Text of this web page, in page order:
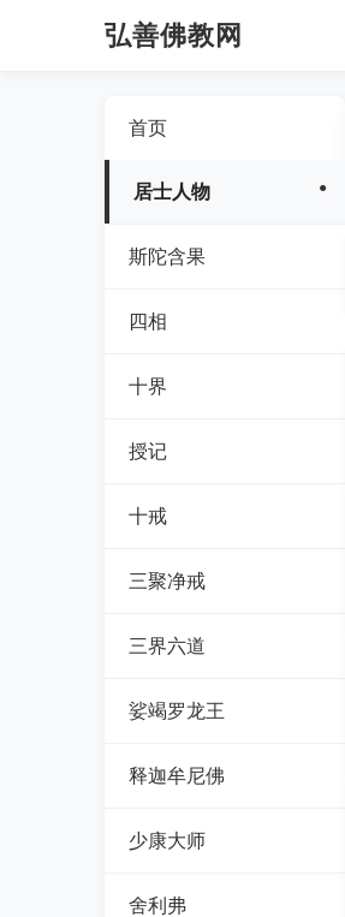
弘善佛教网
首页
居士人物
斯陀含果
四相
十界
授记
十戒
三聚净戒
三界六道
娑竭罗龙王
释迦牟尼佛
少康大师
舍利弗